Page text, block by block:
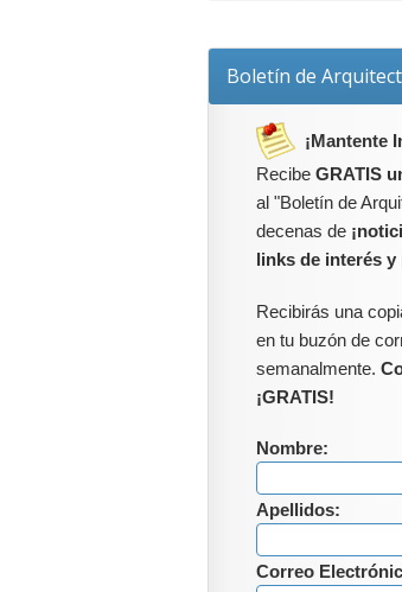
Boletín de
¡Mantente
Recibe GRATIS
al "Boletín de
decenas de
links de interés y
Recibirás una
en tu buzón de
semanalmente.
¡GRATIS!
Nombre:
Apellidos:
Correo